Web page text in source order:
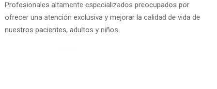
Profesionales altamente especializados preocupados por
ofrecer una atención exclusiva y mejorar la calidad de vida de
nuestros pacientes, adultos y niños.